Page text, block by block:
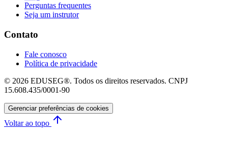
Perguntas frequentes
Seja um instrutor
Contato
Fale conosco
Política de privacidade
© 2026 EDUSEG®. Todos os direitos reservados. CNPJ
15.608.435/0001-90
Gerenciar preferências de cookies
Voltar ao topo